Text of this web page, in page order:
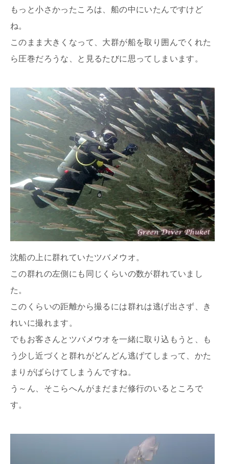
もっと小さかったころは、船の中にいたんですけど
ね。
このまま大きくなって、大群が船を取り囲んでくれた
ら圧巻だろうな、と見るたびに思ってしまいます。
沈船の上に群れていたツバメウオ。
この群れの左側にも同じくらいの数が群れていまし
た。
このくらいの距離から撮るには群れは逃げ出さず、き
れいに撮れます。
でもお客さんとツバメウオを一緒に取り込もうと、も
う少し近づくと群れがどんどん逃げてしまって、かた
まりがばらけてしまうんですね。
う～ん、そこらへんがまだまだ修行のいるところで
す。